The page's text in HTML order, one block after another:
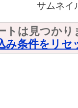
サムネイ
トは見つかり
み条件をリセ